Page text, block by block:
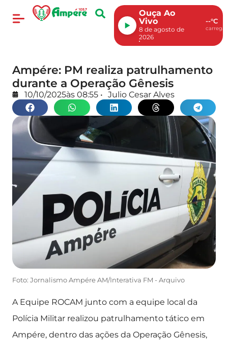
Ouça Ao
Vivo
8 de agosto de
2026
--°C
Ampére: PM realiza patrulhamento
durante a Operação Gênesis
10/10/2025às 08:55 • Julio Cesar Alves
Foto: Jornalismo Ampére AM/Interativa FM - Arquivo
A Equipe ROCAM junto com a equipe local da
Polícia Militar realizou patrulhamento tático em
Ampére, dentro das ações da Operação Gênesis,